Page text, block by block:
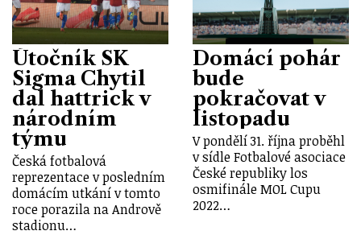
Útočník SK
Sigma Chytil
dal hattrick v
národním
týmu
Česká fotbalová
reprezentace v posledním
domácím utkání v tomto
roce porazila na Andrově
stadionu…
Domácí pohár
bude
pokračovat v
listopadu
V pondělí 31. října proběhl
v sídle Fotbalové asociace
České republiky los
osmifinále MOL Cupu
2022…